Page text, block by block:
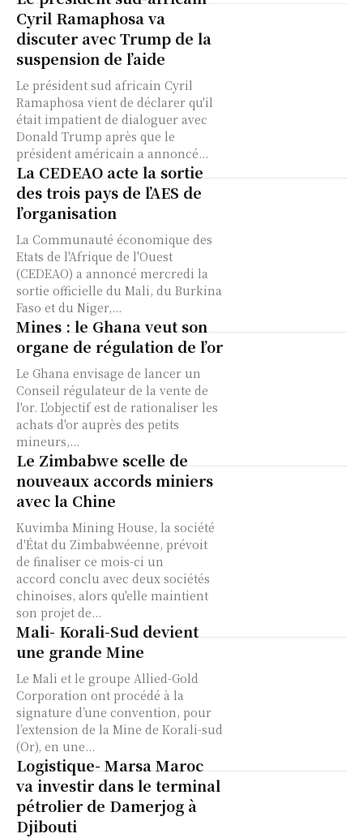
Cyril Ramaphosa va
discuter avec Trump de la
suspension de l’aide
Le président sud africain Cyril
Ramaphosa vient de déclarer qu'il
était impatient de dialoguer avec
Donald Trump après que le
président américain a annoncé...
La CEDEAO acte la sortie
des trois pays de l’AES de
l’organisation
La Communauté économique des
Etats de l'Afrique de l'Ouest
(CEDEAO) a annoncé mercredi la
sortie officielle du Mali, du Burkina
Faso et du Niger,...
Mines : le Ghana veut son
organe de régulation de l’or
Le Ghana envisage de lancer un
Conseil régulateur de la vente de
l'or. L'objectif est de rationaliser les
achats d'or auprès des petits
mineurs,...
Le Zimbabwe scelle de
nouveaux accords miniers
avec la Chine
Kuvimba Mining House, la société
d'État du Zimbabwéenne, prévoit
de finaliser ce mois-ci un
accord conclu avec deux sociétés
chinoises, alors qu'elle maintient
son projet de...
Mali- Korali-Sud devient
une grande Mine
Le Mali et le groupe Allied-Gold
Corporation ont procédé à la
signature d’une convention, pour
l’extension de la Mine de Korali-sud
(Or), en une...
Logistique- Marsa Maroc
va investir dans le terminal
pétrolier de Damerjog à
Djibouti